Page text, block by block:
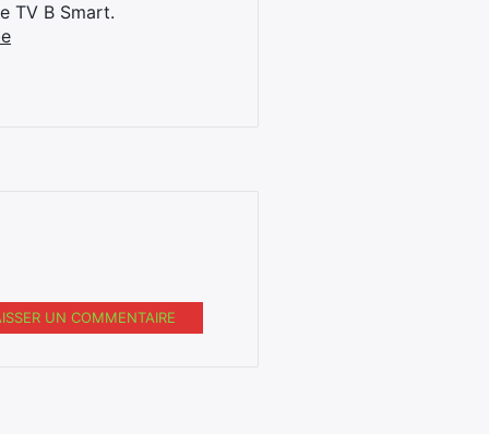
TV B Smart.
UN COMMENTAIRE